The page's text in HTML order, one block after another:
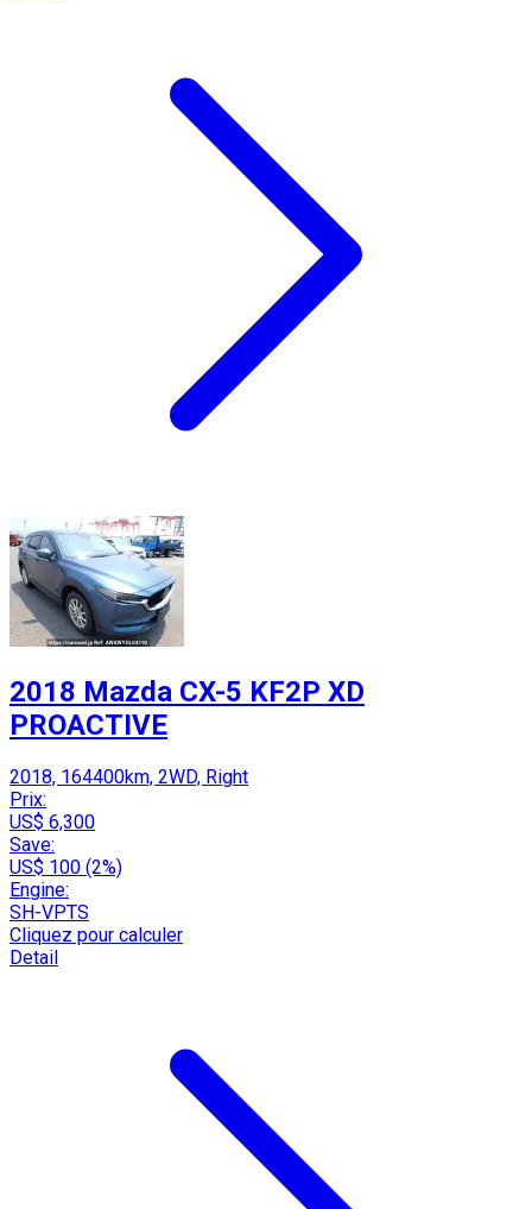
2018 Mazda CX-5 KF2P XD
PROACTIVE
2018, 164400km, 2WD, Right
Prix:
US$ 6,300
Save:
US$ 100 (2%)
Engine:
SH-VPTS
Cliquez pour calculer
Detail